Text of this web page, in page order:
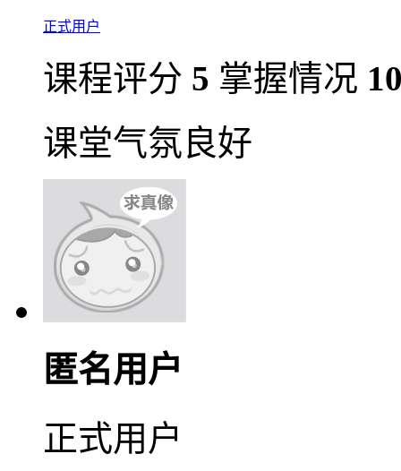
正式用户
课程评分 5 掌握情况
课堂气氛良好
匿名用户
正式用户